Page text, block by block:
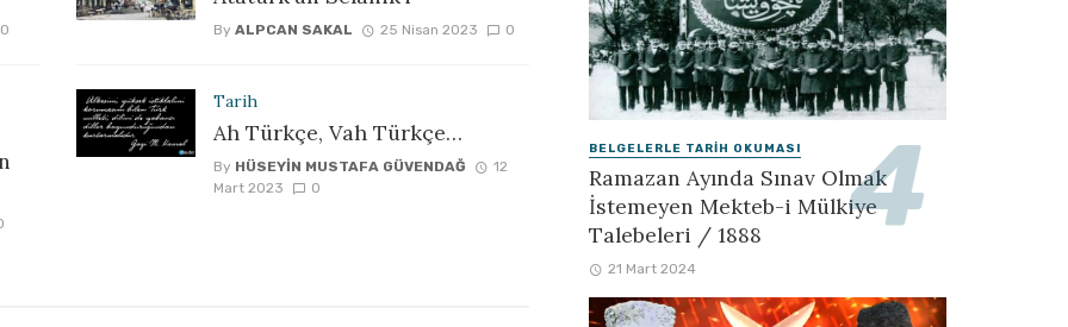
0 By ALPCAN SAKAL 25 Nisan 2023 0
Tarih
Ah Türkçe, Vah Türkçe…
By HÜSEYIN MUSTAFA GÜVENDAĞ
12
Mart 2023
0
BELGELERLE TARIH OKUMASI
Ramazan Ayında Sınav Olmak
İstemeyen Mekteb-i Mülkiye
Talebeleri / 1888
21 Mart 2024